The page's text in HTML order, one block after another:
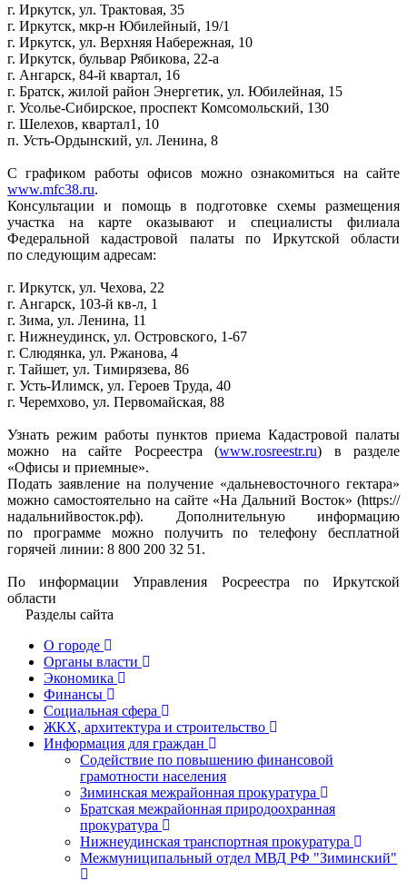
г. Иркутск, ул. Трактовая, 35
г. Иркутск, мкр-н Юбилейный, 19/1
г. Иркутск, ул. Верхняя Набережная, 10
г. Иркутск, бульвар Рябикова, 22-а
г. Ангарск, 84-й квартал, 16
г. Братск, жилой район Энергетик, ул. Юбилейная, 15
г. Усолье-Сибирское, проспект Комсомольский, 130
г. Шелехов, квартал1, 10
п. Усть-Ордынский, ул. Ленина, 8
С графиком работы офисов можно ознакомиться на сайте
www.mfc38.ru.
Консультации и помощь в подготовке схемы размещения
участка на карте оказывают и специалисты филиала
Федеральной кадастровой палаты по Иркутской области
по следующим адресам:
г. Иркутск, ул. Чехова, 22
г. Ангарск, 103-й кв-л, 1
г. Зима, ул. Ленина, 11
г. Нижнеудинск, ул. Островского, 1-67
г. Слюдянка, ул. Ржанова, 4
г. Тайшет, ул. Тимирязева, 86
г. Усть-Илимск, ул. Героев Труда, 40
г. Черемхово, ул. Первомайская, 88
Узнать режим работы пунктов приема Кадастровой палаты
можно на сайте Росреестра (www.rosreestr.ru) в разделе
«Офисы и приемные».
Подать заявление на получение «дальневосточного гектара»
можно самостоятельно на сайте «На Дальний Восток» (https://
надальнийвосток.рф). Дополнительную информацию
по программе можно получить по телефону бесплатной
горячей линии: 8 800 200 32 51.
По информации Управления Росреестра по Иркутской
области
Разделы сайта
О городе
Органы власти
Экономика
Финансы
Социальная сфера
ЖКХ, архитектура и строительство
Информация для граждан
Содействие по повышению финансовой
грамотности населения
Зиминская межрайонная прокуратура
Братская межрайонная природоохранная
прокуратура
Нижнеудинская транспортная прокуратура
Межмуниципальный отдел МВД РФ "Зиминский"